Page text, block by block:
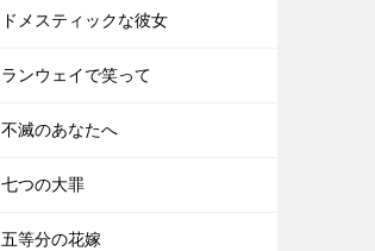
ドメスティックな彼女
ランウェイで笑って
不滅のあなたへ
七つの大罪
五等分の花嫁